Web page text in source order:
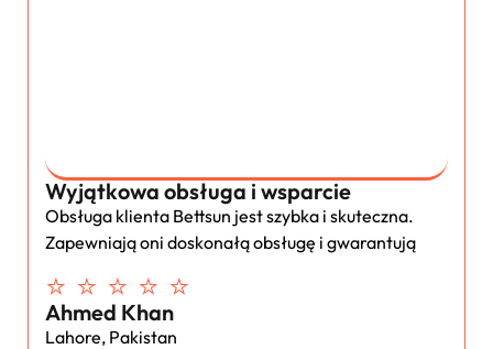
Wyjątkowa obsługa i wsparcie
Obsługa klienta Bettsun jest szybka i skuteczna.
Zapewniają oni doskonałą obsługę i gwarantują
⭐ ⭐ ⭐ ⭐ ⭐
Ahmed Khan
Lahore, Pakistan